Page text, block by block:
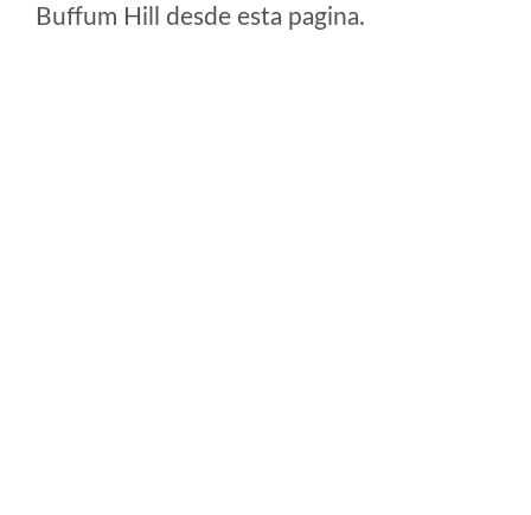
Buffum Hill desde esta pagina.